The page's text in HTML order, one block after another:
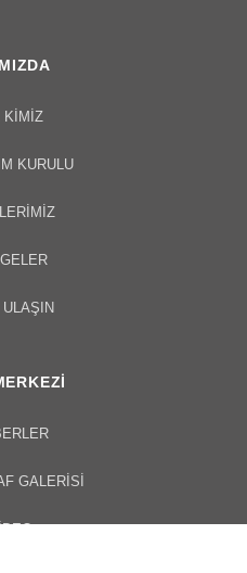
KIMIZ
KURULU​
GALERISI